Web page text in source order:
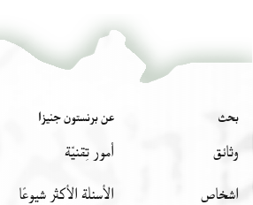
بحث
وثائق
اشخاص
عن برنستون جنيزا
أمور تِقنيّة
الأسئلة الأكثر شيوعًا